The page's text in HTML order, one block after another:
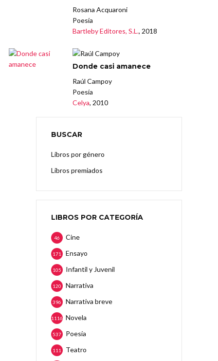
Rosana Acquaroni
Poesía
Bartleby Editores, S.L., 2018
Donde casi amanece
Raúl Campoy
Poesía
Celya, 2010
BUSCAR
Libros por género
Libros premiados
LIBROS POR CATEGORÍA
Cine
46
Ensayo
171
Infantil y Juvenil
105
Narrativa
120
Narrativa breve
396
Novela
1116
Poesía
537
Teatro
111